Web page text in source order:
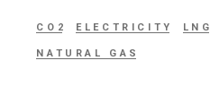
CO2 ELECTRICITY LNG
NATURAL GAS